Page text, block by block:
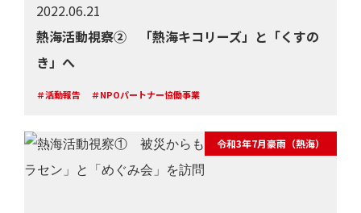
2022.06.21
熱海活動視察② 「熱海キコリーズ」と「くすの
き」へ
＃活動報告 ＃NPOパートナー協働事業
令和3年7月豪雨（熱海）